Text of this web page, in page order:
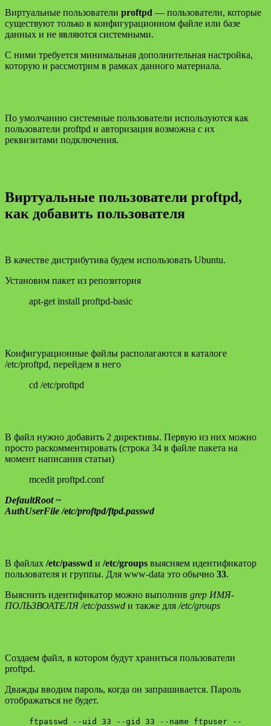
Виртуальные пользователи proftpd — пользователи, которые
существуют только в конфигурационном файле или базе
данных и не являются системными.
С ними требуется минимальная дополнительная настройка,
которую и рассмотрим в рамках данного материала.
По умолчанию системные пользователи используются как
пользователи proftpd и авторизация возможна с их
реквизитами подключения.
Виртуальные пользователи proftpd,
как добавить пользователя
В качестве дистрибутива будем использовать Ubuntu.
Установим пакет из репозитория
apt-get install proftpd-basic
Конфигурационные файлы располагаются в каталоге
/etc/proftpd, перейдем в него
cd /etc/proftpd
В файл нужно добавить 2 директивы. Первую из них можно
просто раскомментировать (строка 34 в файле пакета на
момент написания статьи)
mcedit proftpd.conf
DefaultRoot ~
AuthUserFile /etc/proftpd/ftpd.passwd
В файлах /etc/passwd и /etc/groups выясняем идентификатор
пользователя и группы. Для www-data это обычно 33.
Выяснить идентификатор можно выполнив grep ИМЯ-
ПОЛЬЗВОАТЕЛЯ /etc/passwd и также для /etc/groups
Создаем файл, в котором будут храниться пользователи
proftpd.
Дважды вводим пароль, когда он запрашивается. Пароль
отображаться не будет.
ftpasswd --uid 33 --gid 33 --name ftpuser --